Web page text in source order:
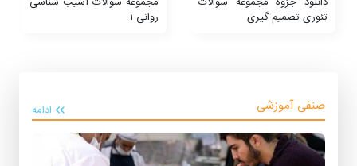
تئوری تصمیم گیری
روانی ۱
صنفی آموزشی ادامه